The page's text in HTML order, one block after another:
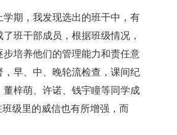
期，我发现选出的班干中，有
班干部成员，根据班级情况，
培养他们的管理能力和责任意
早、中、晚轮流检查，课间纪
梓萌、许诺、钱宇瞳等同学成
级里的威信也有所增强，而